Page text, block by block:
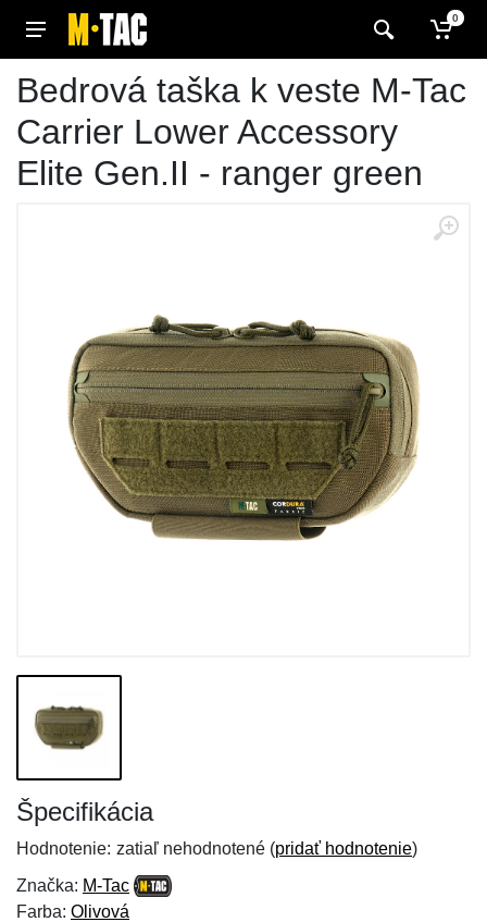
0
Bedrová taška k veste M-Tac
Carrier Lower Accessory
Elite Gen.II - ranger green
Špecifikácia
Hodnotenie: zatiaľ nehodnotené (pridať hodnotenie)
Značka: M-Tac
Farba: Olivová